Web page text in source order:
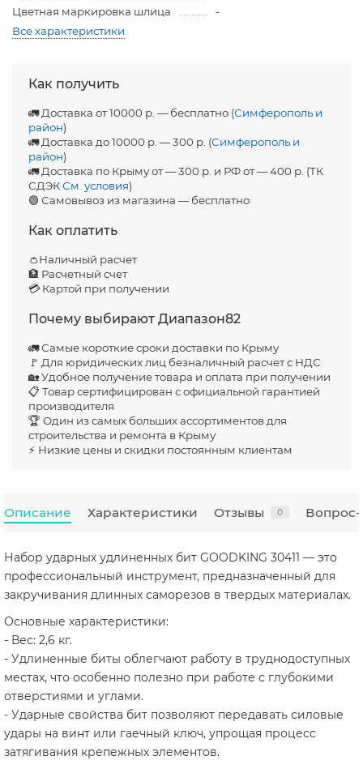
Цветная маркировка шлица
-
Все характеристики
Как получить
🚛 Доставка от 10000 р. — бесплатно (Симферополь и
район)
🚛 Доставка до 10000 р. — 300 р. (Симферополь и
район)
🚛 Доставка по Крыму от — 300 р. и РФ от — 400 р. (ТК
СДЭКСм. условия)
🟢 Самовывоз из магазина — бесплатно
Как оплатить
👛Наличный расчет
🏦 Расчетный счет
💳 Картой при получении
Почему выбирают Диапазон82
🚛 Самые короткие сроки доставки по Крыму
🚩 Для юридических лиц безналичный расчет с НДС
🏡 Удобное получение товара и оплата при получении
📋 Товар сертифицирован с официальной гарантией
производителя
🏆 Один из самых больших ассортиментов для
строительства и ремонта в Крыму
⚡ Низкие цены и скидки постоянным клиентам
Описание Характеристики Отзывы 0 Вопрос-
Набор ударных удлиненных бит GOODKING 30411 — это
профессиональный инструмент, предназначенный для
закручивания длинных саморезов в твердых материалах.
Основные характеристики:
- Вес: 2,6 кг.
- Удлиненные биты облегчают работу в труднодоступных
местах, что особенно полезно при работе с глубокими
отверстиями и углами.
- Ударные свойства бит позволяют передавать силовые
удары на винт или гаечный ключ, упрощая процесс
затягивания крепежных элементов.